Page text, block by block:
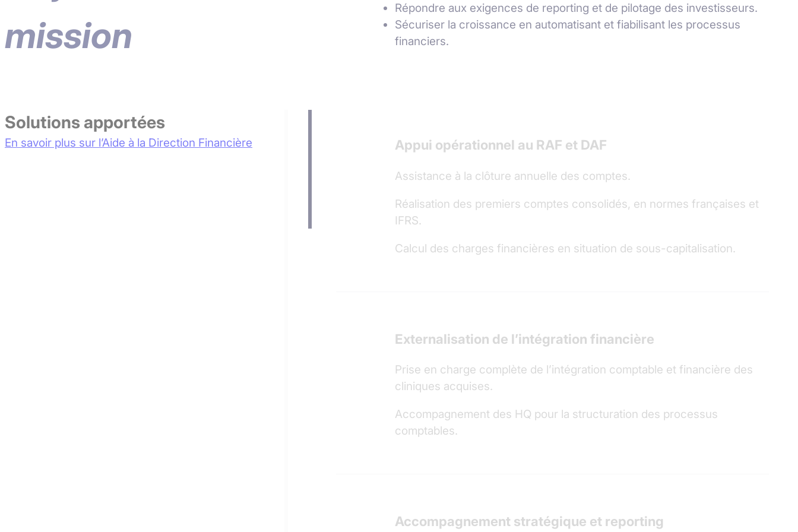
mission
Répondre aux exigences de reporting et de pilotage des investisseurs.
Sécuriser la croissance en automatisant et fiabilisant les processus
financiers.
Solutions apportées
En savoir plus sur l’Aide à la Direction Financière Appui opérationnel au RAF et DAF
Assistance à la clôture annuelle des comptes.
Réalisation des premiers comptes consolidés, en normes françaises et
IFRS.
Calcul des charges financières en situation de sous-capitalisation.
Externalisation de l’intégration financière
Prise en charge complète de l’intégration comptable et financière des
cliniques acquises.
Accompagnement des HQ pour la structuration des processus
comptables.
Accompagnement stratégique et reporting